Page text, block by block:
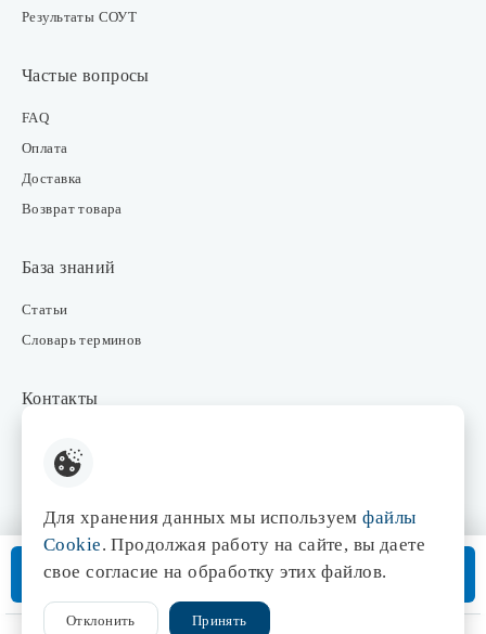
Результаты СОУТ
Частые вопросы
FAQ
Оплата
Доставка
Возврат товара
База знаний
Статьи
Словарь терминов
Контакты
Интернет-магазин
Отдел маркетинга
В корзину
Доставка от 3 дней
Для хранения данных мы используемфайлы
Cookie. Продолжая работу на сайте, вы даете
свое согласие на обработку этих файлов.
Отклонить Принять